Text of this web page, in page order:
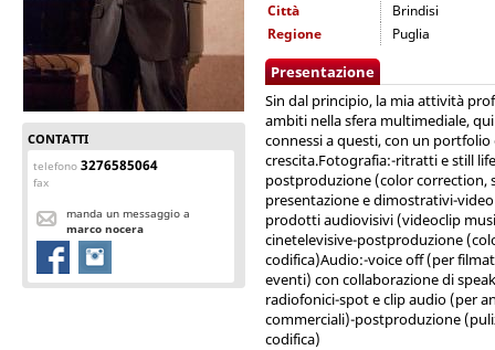
CONTATTI
telefono 3276585064
fax
manda un messaggio a
marco nocera
Città
Brindisi
Regione
Puglia
Presentazione
Sin dal principio, la mia attività
ambiti nella sfera multimediale,
connessi a questi, con un
crescita.Fotografia:-ritratti e still
postproduzione (color correction,
presentazione e dimostrativi-
prodotti audiovisivi (videoclip
cinetelevisive-postproduzione
codifica)Audio:-voice off (per
eventi) con collaborazione di
radiofonici-spot e clip audio (per
commerciali)-postproduzione
codifica)